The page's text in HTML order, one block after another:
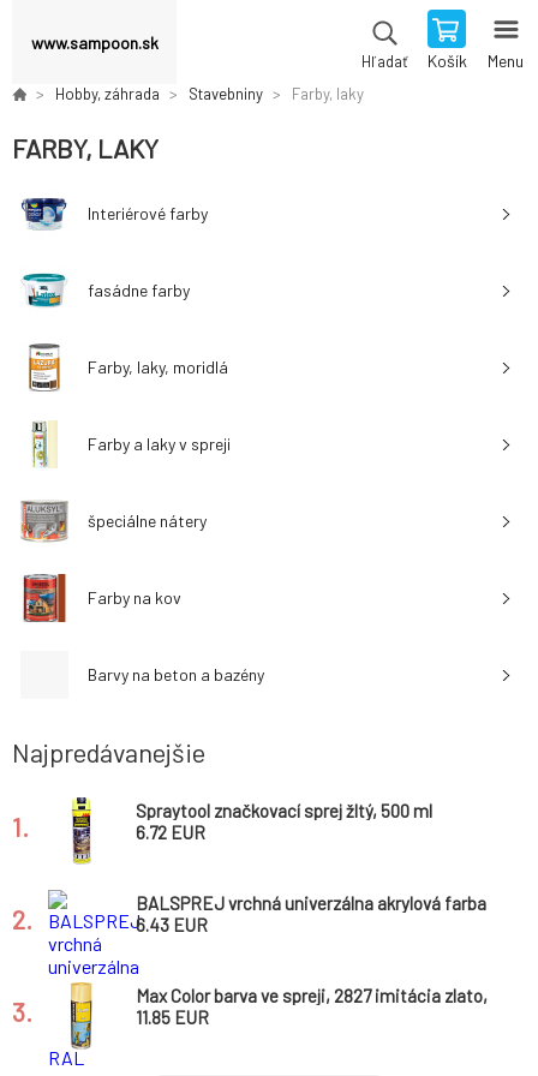
www.sampoon.sk
Hľadať Košík Menu
Hobby, záhrada Stavebniny Farby, laky
FARBY, LAKY
Interiérové ​​farby
fasádne farby
Farby, laky, moridlá
Farby a laky v spreji
špeciálne nátery
Farby na kov
Barvy na beton a bazény
Najpredávanejšie
1.
Spraytool značkovací sprej žltý, 500 ml
6.72 EUR
2.
BALSPREJ vrchná univerzálna akrylová farba
v spreji, RAL 5015 nebeská modrá, 400 ml
6.43 EUR
3.
Max Color barva ve spreji, 2827 imitácia zlato,
400 ml
11.85 EUR